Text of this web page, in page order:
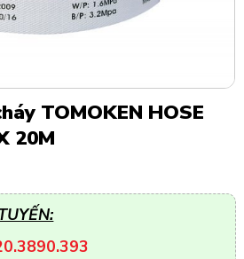
TOMOKEN HOSE
20M